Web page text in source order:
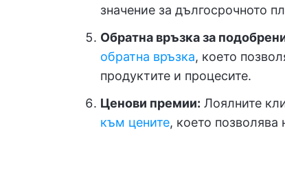
значение за дългосрочното
Обратна връзка за
обратна връзка, което
продуктите и процесите.
Ценови премии: Лоялните
към цените, което позволява